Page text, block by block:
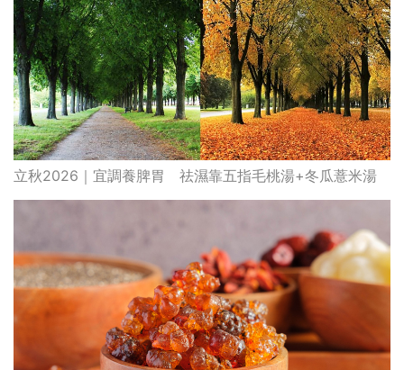
立秋2026｜宜調養脾胃 祛濕靠五指毛桃湯+冬瓜薏米湯